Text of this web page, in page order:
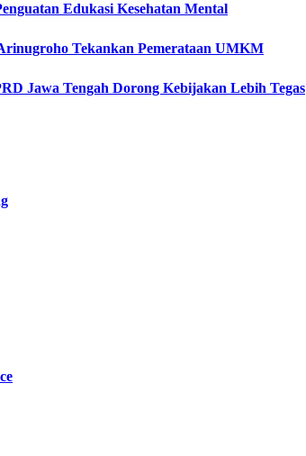
Edukasi Kesehatan Mental
Tekankan Pemerataan UMKM
Jawa Tengah Dorong Kebijakan Lebih Tegas